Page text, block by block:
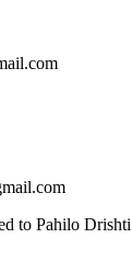
to Pahilo Drishti